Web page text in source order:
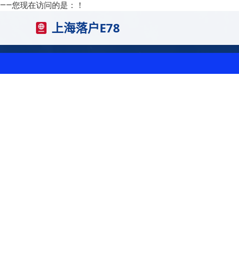
——您现在访问的是： ！